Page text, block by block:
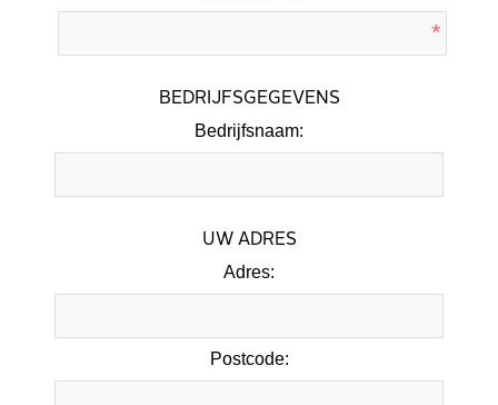
*
BEDRIJFSGEGEVENS
Bedrijfsnaam:
UW ADRES
Adres:
Postcode: